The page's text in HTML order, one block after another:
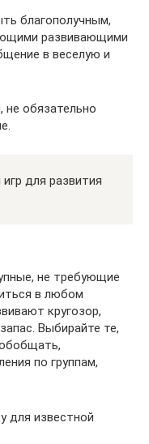
благополучным,
развивающими
в веселую и
не обязательно
для развития
не требующие
в любом
кругозор,
Выбирайте те,
по группам,
для известной